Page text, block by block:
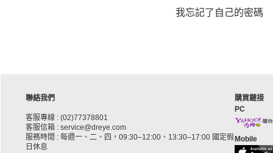
我忘記了自己的密碼
聯絡我們
客服專線 : (02)77378801
客服信箱 : service@dreye.com
服務時間 : 每週一、二、四，09:30–12:00、13:30–17:00 國定假
日休息
購買鏈接
PC
Mobile